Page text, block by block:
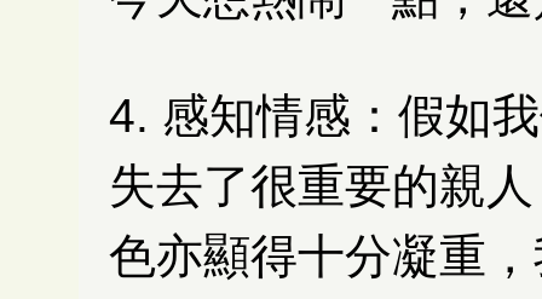
4. 感知情感： 假如
失去了很重要的親
色亦顯得十分凝重